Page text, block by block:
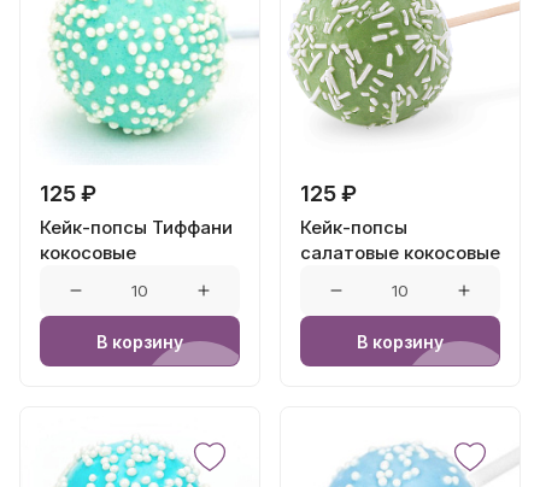
125 ₽
Кейк-попсы Тиффани
кокосовые
В корзину
125 ₽
Кейк-попсы
салатовые кокосовые
В корзину